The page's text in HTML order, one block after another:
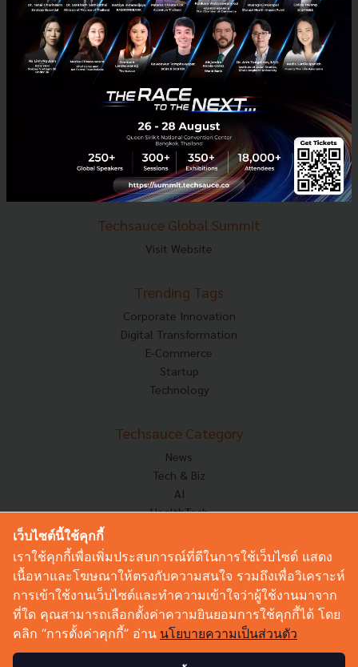
Tel : 02-001-5375
Mobile : 06-4658-9500
Techsauce Media
About Techsauce
Techsauce Services
Privacy Policy
ส่งบทความ
Techsauce Global Summit
Visit Website
Trending Tags
Corporate Innovation
Digital Transformation
E-Commerce
Startup
Technology
Techsauce Category
News
Tech & Biz
AI
HealthTech
Corp Innov
Saucy Thoughts
Based On
Sustainable
Videos
Podcast
เว็บไซต์นี้ใช้คุกกี้
เราใช้คุกกี้เพื่อเพิ่มประสบการณ์ที่ดีในการใช้เว็บไซต์ แสดง
เนื้อหาและโฆษณาให้ตรงกับความสนใจ รวมถึงเพื่อวิเคราะห์
การเข้าใช้งานเว็บไซต์และทำความเข้าใจว่าผู้ใช้งานมาจาก
ที่ใด คุณสามารถเลือกตั้งค่าความยินยอมการใช้คุกกี้ได้ โดย
คลิก “การตั้งค่าคุกกี้” อ่าน นโยบายความเป็นส่วนตัว